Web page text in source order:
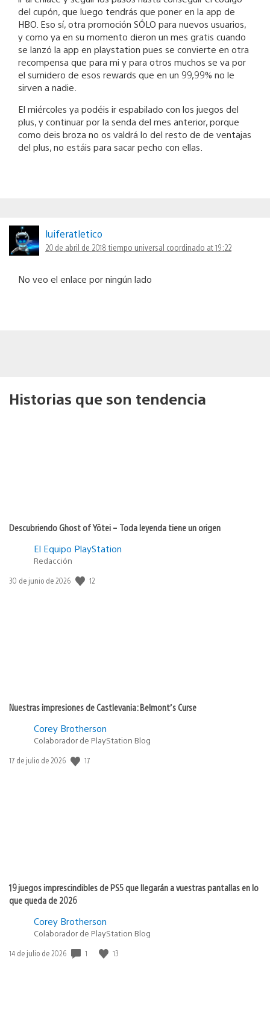
del cupón, que luego tendrás que poner en la app de
HBO. Eso sí, otra promoción SÓLO para nuevos usuarios,
y como ya en su momento dieron un mes gratis cuando
se lanzó la app en playstation pues se convierte en otra
recompensa que para mi y para otros muchos se va por
el sumidero de esos rewards que en un 99,99% no le
sirven a nadie.
El miércoles ya podéis ir espabilado con los juegos del
plus, y continuar por la senda del mes anterior, porque
como deis broza no os valdrá lo del resto de de ventajas
del plus, no estáis para sacar pecho con ellas.
luiferatletico
20 de abril de 2018 tiempo universal coordinado at 19:22
No veo el enlace por ningún lado
Historias que son tendencia
Descubriendo Ghost of Yōtei – Toda leyenda tiene un origen
El Equipo PlayStation
Redacción
Fecha
30 de junio de 2026 12
Nuestras impresiones de Castlevania: Belmont’s Curse
Corey Brotherson
Colaborador de PlayStation Blog
Fecha
17 de julio de 2026 17
19 juegos imprescindibles de PS5 que llegarán a vuestras pantallas en lo
que queda de 2026
Corey Brotherson
Colaborador de PlayStation Blog
Fecha
14 de julio de 2026 1 13